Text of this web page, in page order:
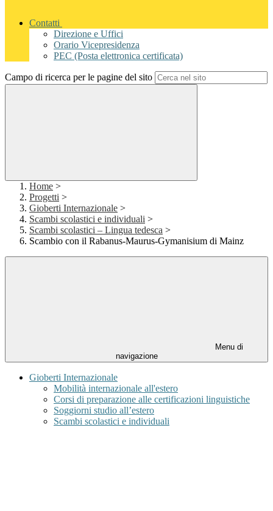
Contatti
Direzione e Uffici
Orario Vicepresidenza
PEC (Posta elettronica certificata)
Campo di ricerca per le pagine del sito
Home >
Progetti >
Gioberti Internazionale >
Scambi scolastici e individuali >
Scambi scolastici – Lingua tedesca >
Scambio con il Rabanus-Maurus-Gymanisium di Mainz
Menu di
navigazione
Gioberti Internazionale
Mobilità internazionale all'estero
Corsi di preparazione alle certificazioni linguistiche
Soggiorni studio all’estero
Scambi scolastici e individuali